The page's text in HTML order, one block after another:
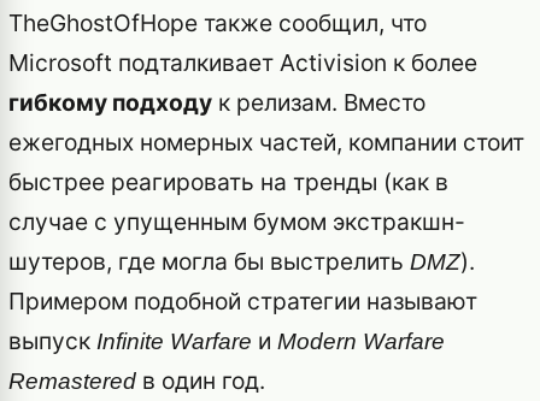
TheGhostOfHope также сообщил, что
Microsoft подталкивает Activision к более
гибкому подходу к релизам. Вместо
ежегодных номерных частей, компании стоит
быстрее реагировать на тренды (как в
случае с упущенным бумом экстракшн-
шутеров, где могла бы выстрелить DMZ).
Примером подобной стратегии называют
выпуск Infinite Warfare и Modern Warfare
Remastered в один год.